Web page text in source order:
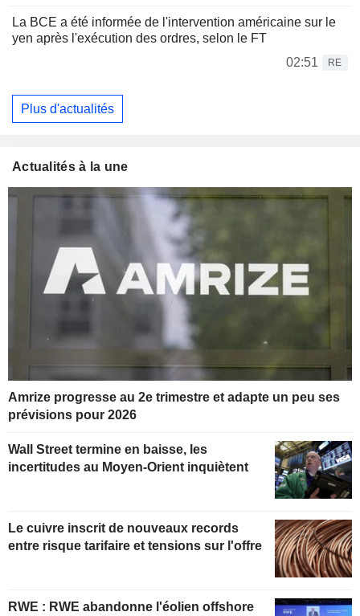
La BCE a été informée de l'intervention américaine sur le
yen après l'exécution des ordres, selon le FT
02:51
RE
Plus d'actualités
Actualités à la une
Amrize progresse au 2e trimestre et adapte un peu ses
prévisions pour 2026
Wall Street termine en baisse, les
incertitudes au Moyen-Orient inquiètent
Le cuivre inscrit de nouveaux records
entre risque tarifaire et tensions sur l'offre
RWE : RWE abandonne l'éolien offshore